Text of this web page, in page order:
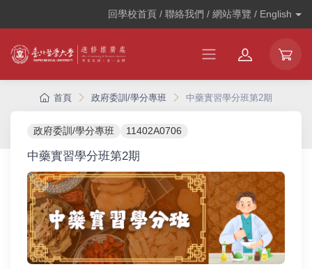
回學校首頁 / 聯絡我們 / 網站導覽 / English
首頁 政府委訓/學分專班 中藥實習學分班第2期
政府委訓/學分專班 11402A0706
中藥實習學分班第2期